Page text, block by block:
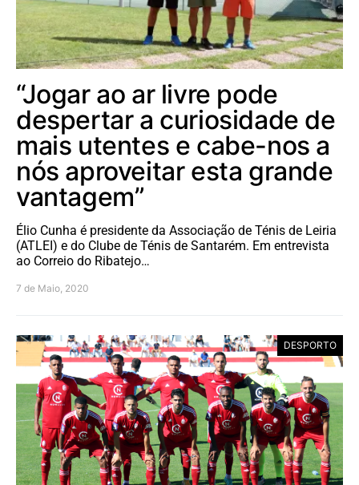
“Jogar ao ar livre pode
despertar a curiosidade de
mais utentes e cabe-nos a
nós aproveitar esta grande
vantagem”
Élio Cunha é presidente da Associação de Ténis de Leiria
(ATLEI) e do Clube de Ténis de Santarém. Em entrevista
ao Correio do Ribatejo…
7 de Maio, 2020
DESPORTO